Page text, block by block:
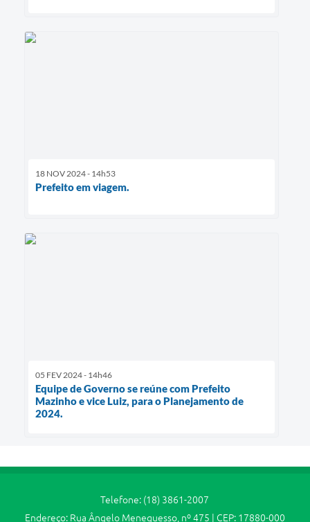
18 NOV 2024 - 14h53
Prefeito em viagem.
05 FEV 2024 - 14h46
Equipe de Governo se reúne com Prefeito
Mazinho e vice Luiz, para o Planejamento de
2024.
Telefone: (18) 3861-2007
Endereço: Rua Ângelo Meneguesso, nº 475 | CEP: 17880-000